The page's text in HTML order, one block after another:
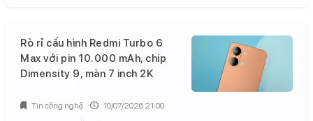
Rò rỉ cấu hình Redmi Turbo 6
Max với pin 10.000 mAh, chip
Dimensity 9, màn 7 inch 2K
Tin công nghệ 10/07/2026 21:00